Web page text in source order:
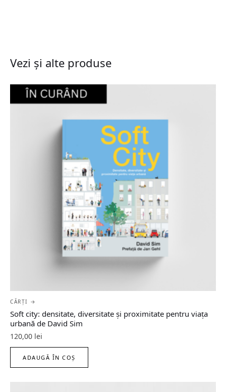
Vezi și alte produse
CĂRȚI →
Soft city: densitate, diversitate şi proximitate pentru viaţa
urbană de David Sim
120,00 lei
ADAUGĂ ÎN COȘ